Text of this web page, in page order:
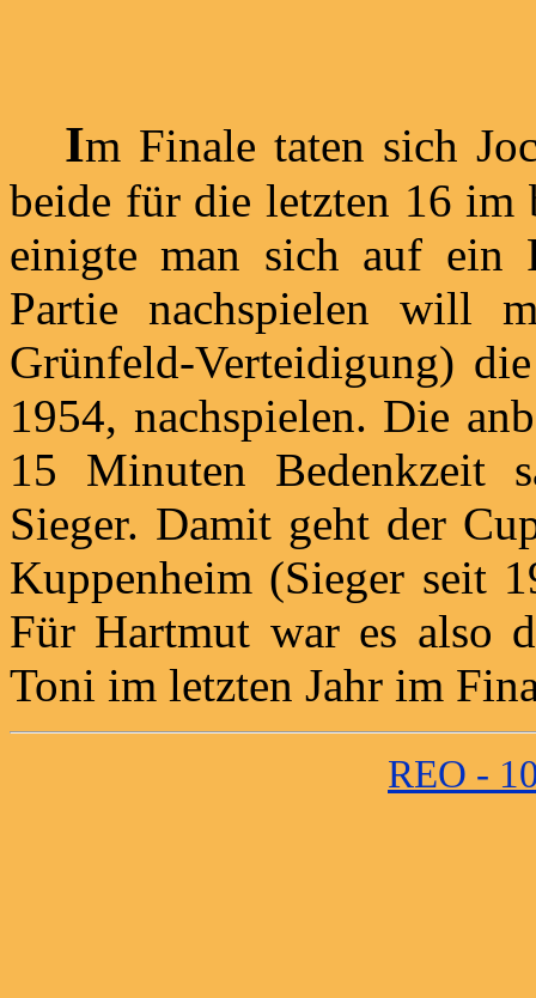
Im Finale taten sich
beide für die letzten 16 im
einigte man sich auf ein
Partie nachspielen will
Grünfeld-Verteidigung)
1954, nachspielen. Die
15 Minuten Bedenkzeit
Sieger. Damit geht der
Kuppenheim (Sieger seit
Für Hartmut war es also
Toni im letzten Jahr im
REO -